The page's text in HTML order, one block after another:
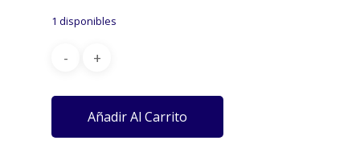
1 disponibles
Añadir Al Carrito